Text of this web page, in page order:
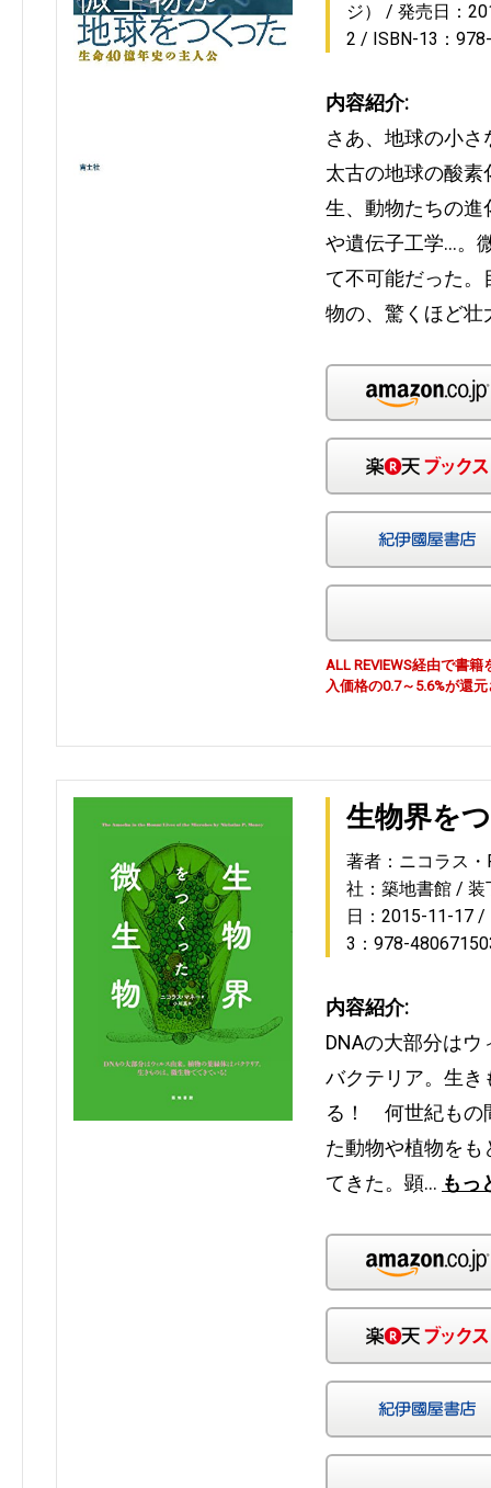
ジ）
発売日：
2
ISBN-13：
内容紹介:
さあ、地球の小
太古の地球の酸
生、動物たちの進
や遺伝子工学…。
て不可能だった
物の、驚くほど壮
ALL REVIEWS経由で書
入価格の0.7～5.6%が還
生物界を
著者：ニコラス・
社：築地書館
装
日：2015-11-17
3：978-
内容紹介:
DNAの大部分は
バクテリア。生き
る！ 何世紀もの
た動物や植物を
てきた。顕… もっ